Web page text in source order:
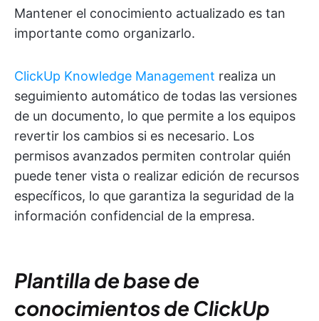
Mantener el conocimiento actualizado es tan
importante como organizarlo.
ClickUp Knowledge Management realiza un
seguimiento automático de todas las versiones
de un documento, lo que permite a los equipos
revertir los cambios si es necesario. Los
permisos avanzados permiten controlar quién
puede tener vista o realizar edición de recursos
específicos, lo que garantiza la seguridad de la
información confidencial de la empresa.
Plantilla de base de
conocimientos de ClickUp